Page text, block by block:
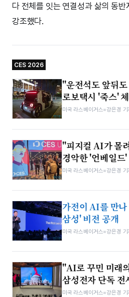
다 전체를 잇는 연결성과 삶의 동
강조했다.
CES 2026
"운전석도 앞뒤
로보택시 '죽스'
미국 라스베이거스=강은경 기
"피지컬 AI가 몰
경악한 '언베일드
미국 라스베이거스=강은경 기
가전이 AI를 만
삼성' 비전 공개
미국 라스베이거스=강은경 기
"AI로 꾸민 미래
삼성전자 단독 전
미국 라스베이거스=강은경 기